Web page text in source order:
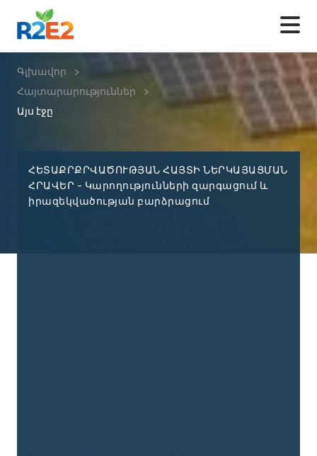
Գլխավոր
>
Հայտարարություններ
>
Այս էջը
ՀԵՏԱՔՐՔՐՎԱԾՈՒԹՅԱՆ ՀԱՅՏԻ ՆԵՐԿԱՅԱՑՄԱՆ
ՀՐԱՎԵՐ - Կարողությունների զարգացում և
իրազեկվածության բարձրացում